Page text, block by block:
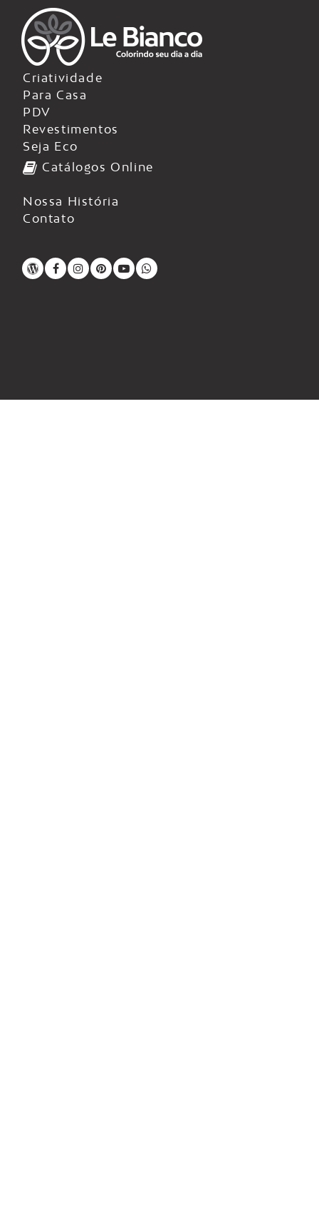
Criatividade
Para Casa
PDV
Revestimentos
Seja Eco
Catálogos Online
Nossa História
Contato